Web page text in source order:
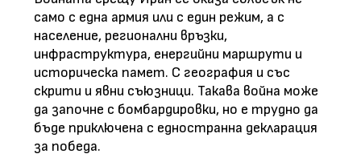
само с една армия или с един режим, а с
население, регионални връзки,
инфраструктура, енергийни маршрути и
историческа памет. С география и със
скрити и явни съюзници. Такава война може
да започне с бомбардировки, но е трудно да
бъде приключена с едностранна декларация
за победа.